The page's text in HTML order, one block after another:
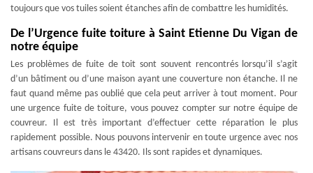
toujours que vos tuiles soient étanches afin de combattre les humidités.
De l’Urgence fuite toiture à Saint Etienne Du Vigan de
notre équipe
Les problèmes de fuite de toit sont souvent rencontrés lorsqu’il s’agit
d’un bâtiment ou d’une maison ayant une couverture non étanche. Il ne
faut quand même pas oublié que cela peut arriver à tout moment. Pour
une urgence fuite de toiture, vous pouvez compter sur notre équipe de
couvreur. Il est très important d’effectuer cette réparation le plus
rapidement possible. Nous pouvons intervenir en toute urgence avec nos
artisans couvreurs dans le 43420. Ils sont rapides et dynamiques.